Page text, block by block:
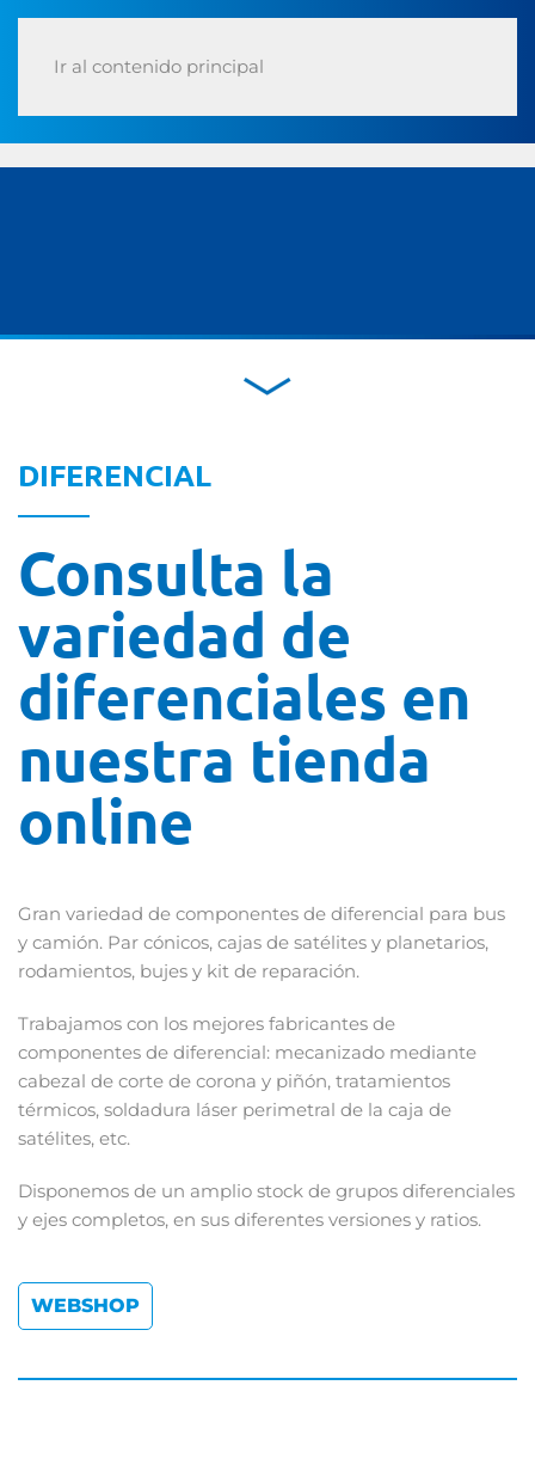
Ir al contenido principal
DIFERENCIAL
Consulta la
variedad de
diferenciales en
nuestra tienda
online
Gran variedad de componentes de diferencial para bus
y camión. Par cónicos, cajas de satélites y planetarios,
rodamientos, bujes y kit de reparación.
Trabajamos con los mejores fabricantes de
componentes de diferencial: mecanizado mediante
cabezal de corte de corona y piñón, tratamientos
térmicos, soldadura láser perimetral de la caja de
satélites, etc.
Disponemos de un amplio stock de grupos diferenciales
y ejes completos, en sus diferentes versiones y ratios.
WEBSHOP